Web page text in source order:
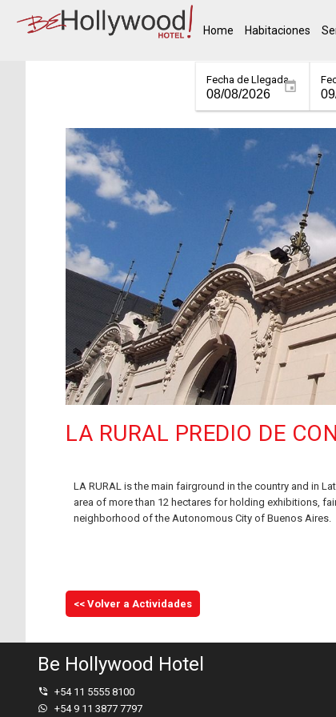
Home Habitaciones
Fecha de Llegada
LA RURAL PREDIO DE
LA RURAL is the main fairground in the country and in
area of more than 12 hectares for holding exhibitions,
neighborhood of the Autonomous City of Buenos Aires.
<< Volver a Actividades
Be Hollywood Hotel
+54 11 5555 8100
+54 9 11 3877 7797